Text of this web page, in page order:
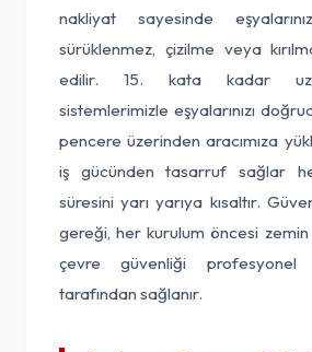
nakliyat sayesinde
sürüklenmez, çizilme veya
edilir. 15. kata kadar
sistemlerimizle eşyalarınızı
pencere üzerinden aracımıza
iş gücünden tasarruf sağlar
süresini yarı yarıya kısaltır.
gereği, her kurulum öncesi zemin
çevre güvenliği profesyonel
tarafından sağlanır.